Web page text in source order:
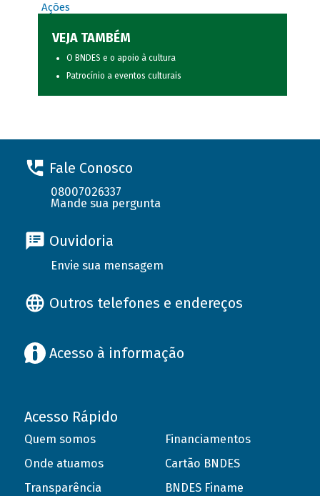
Ações
VEJA TAMBÉM
O BNDES e o apoio à cultura
Patrocínio a eventos culturais
Fale Conosco
08007026337
Mande sua pergunta
Ouvidoria
Envie sua mensagem
Outros telefones e endereços
Acesso à informação
Acesso Rápido
Quem somos
Onde atuamos
Transparência
Financiamentos
Cartão BNDES
BNDES Finame